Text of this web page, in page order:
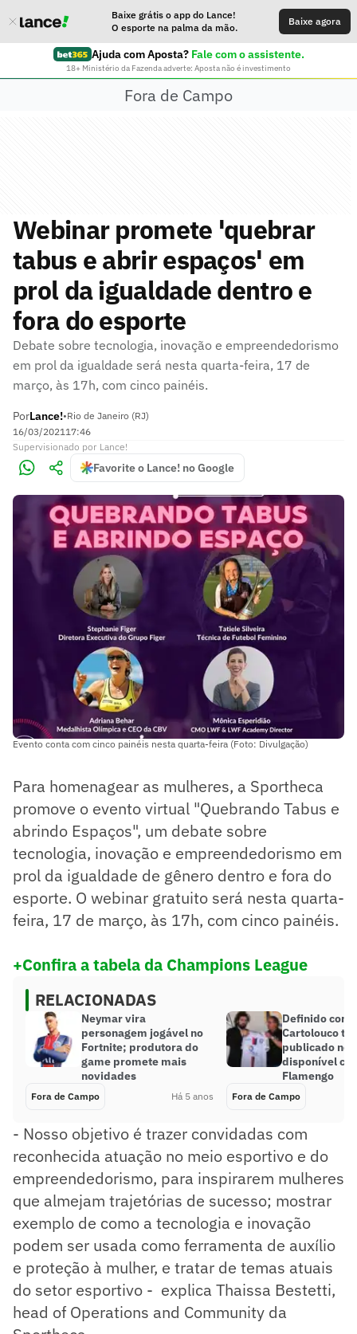
Baixe grátis o app do Lance!
O esporte na palma da mão.
Baixe agora
Ajuda com Aposta? Fale com o assistente.
18+ Ministério da Fazenda adverte: Aposta não é investimento
Fora de Campo
Webinar promete 'quebrar
tabus e abrir espaços' em
prol da igualdade dentro e
fora do esporte
Debate sobre tecnologia, inovação e empreendedorismo
em prol da igualdade será nesta quarta-feira, 17 de
março, às 17h, com cinco painéis.
PorLance!•Rio de Janeiro (RJ)
16/03/202117:46
Supervisionado por Lance!
Favorite o Lance! no Google
Evento conta com cinco painéis nesta quarta-feira (Foto: Divulgação)
Para homenagear as mulheres, a Sportheca
promove o evento virtual "Quebrando Tabus e
abrindo Espaços", um debate sobre
tecnologia, inovação e empreendedorismo em
prol da igualdade de gênero dentro e fora do
esporte. O webinar gratuito será nesta quarta-
feira, 17 de março, às 17h, com cinco painéis.
+Confira a tabela da Champions League
RELACIONADAS
Neymar vira
personagem jogável no
Fortnite; produtora do
game promete mais
novidades
Fora de Campo Há 5 anos
Definido
Cartolouco
publicado no
disponível
Flamengo
Fora de Campo
- Nosso objetivo é trazer convidadas com
reconhecida atuação no meio esportivo e do
empreendedorismo, para inspirarem mulheres
que almejam trajetórias de sucesso; mostrar
exemplo de como a tecnologia e inovação
podem ser usada como ferramenta de auxílio
e proteção à mulher, e tratar de temas atuais
do setor esportivo - explica Thaissa Bestetti,
head of Operations and Community da